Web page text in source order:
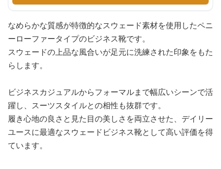
なめらかな質感が特徴的なスウェード素材を使用したペニ
ーローファータイプのビジネス靴です。
スウェードの上品な風合いが足元に洗練された印象をもた
らします。
ビジネスカジュアルからフォーマルまで幅広いシーンで活
躍し、スーツスタイルとの相性も抜群です。
履き心地の良さと見た目の美しさを両立させた、デイリー
ユースに最適なスウェードビジネス靴として高い評価を得
ています。